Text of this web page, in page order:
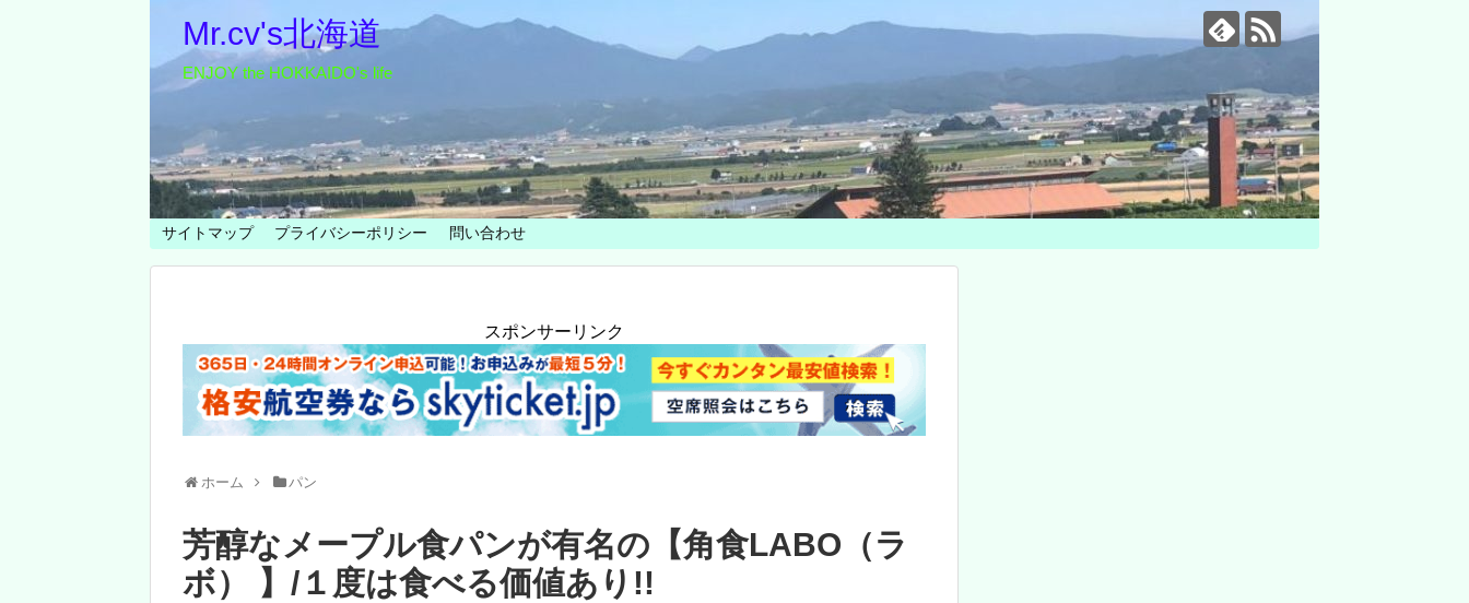
Mr.cv's北海道
ENJOY the HOKKAIDO's life
サイトマップ プライバシーポリシー 問い合わせ
スポンサーリンク
ホーム パン
芳醇なメープル食パンが有名の【角食LABO（ラ
ボ） 】/１度は食べる価値あり!!